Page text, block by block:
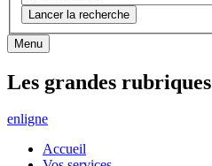
Lancer la recherche
Menu
Les grandes rubriques
enligne
Accueil